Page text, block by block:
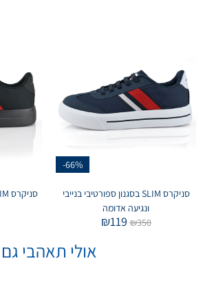
-66%
סניקרס SLIM בסגנון ספורטיבי בנייבי
ונגיעה אדומה
₪350
₪119
אולי תאהבי גם